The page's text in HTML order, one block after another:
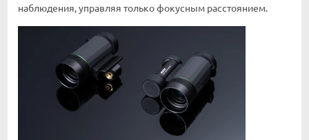
наблюдения, управляя только фокусным расстоянием.